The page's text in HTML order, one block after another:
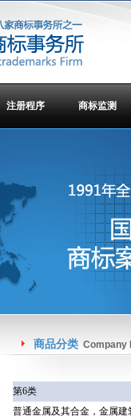
注册程序 商标监测
商品分类 Company
第6类
普通金属及其合金，金属